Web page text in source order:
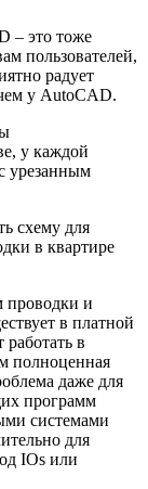
– это тоже
пользователей,
радует
у AutoCAD.
у каждой
урезанным
схему для
в квартире
проводки и
в платной
в
полноценная
даже для
программ
системами
для
IOs или